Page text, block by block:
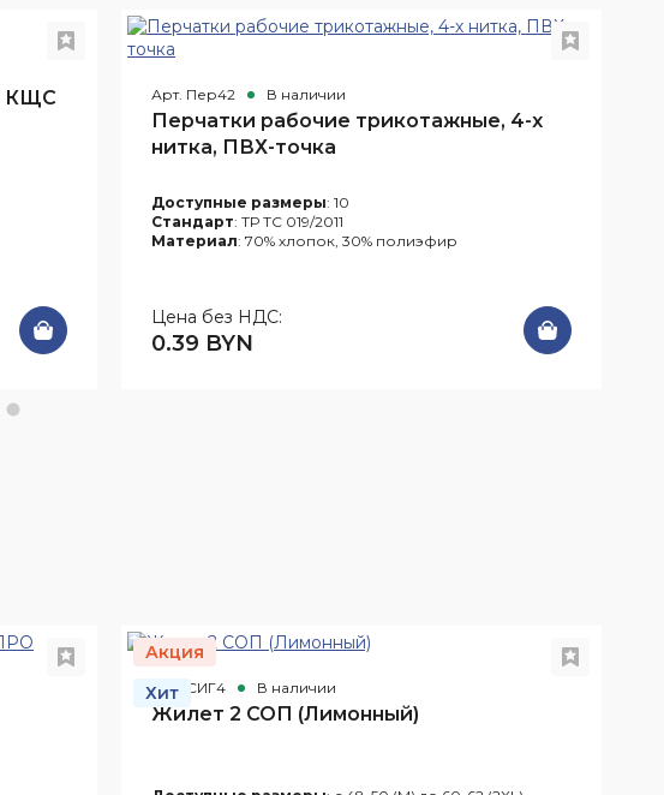
КЩС Арт. Пер42 В наличии
Перчатки рабочие трикотажные, 4-х
нитка, ПВХ-точка
Доступные размеры: 10
Стандарт: ТР ТС 019/2011
Материал: 70% хлопок, 30% полиэфир
Цена без НДС:
0.39 BYN
Акция
Хит
Арт. СИГ4 В наличии
Жилет 2 СОП (Лимонный)